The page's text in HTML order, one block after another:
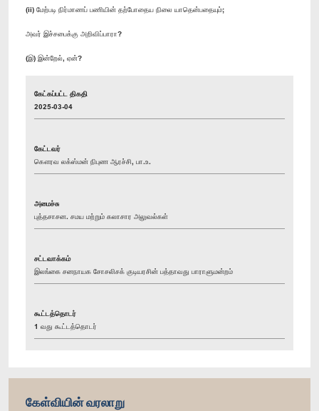
(ii) மேற்படி நிர்மாணப் பணியின் தற்போதைய நிலை யாதென்பதையும்;
அவர் இச்சபைக்கு அறிவிப்பாரா?
(இ) இன்றேல், ஏன்?
கேட்கப்பட்ட திகதி
2025-03-04
கேட்டவர்
கௌரவ லக்ஸ்மன் நிபுண ஆரச்சி, பா.உ.
அமைச்சு
புத்தசாசன. சமய மற்றும் கலாசார அலுவல்கள்
சட்டவாக்கம்
இலங்கை சனநாயக சோசலிசக் குடியரசின் பத்தாவது பாராளுமன்றம்
கூட்டத்தொடர்
1 வது கூட்டத்தொடர்
கேள்வியின் வரலாறு